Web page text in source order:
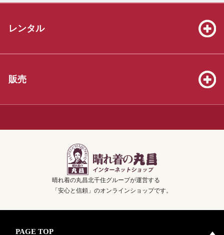
2026.06.13
した！
2026.05.23
年末年始休業のお知らせ！【2025年12月28日(日)～2026年1月3日
卒業袴販売セット50着を掲載いたしました！
レンタル
販売
晴れ着の丸昌北千住グループが運営する
「安心と信頼」のオンラインショップです。
PAGE TOP